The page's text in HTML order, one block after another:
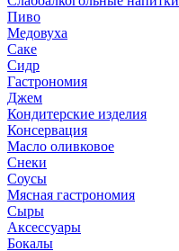
Пиво
Медовуха
Саке
Сидр
Гастрономия
Джем
Кондитерские изделия
Консервация
Масло оливковое
Снеки
Соусы
Мясная гастрономия
Сыры
Аксессуары
Бокалы